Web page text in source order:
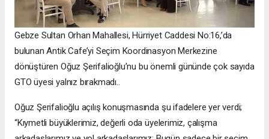
Gebze Sultan Orhan Mahallesi, Hürriyet Caddesi No:16,’da
bulunan Antik Cafe’yi Seçim Koordinasyon Merkezine
dönüştüren Oğuz Şerifalioğlu’nu bu önemli gününde çok sayıda
GTO üyesi yalnız bırakmadı..
Oğuz Şerifalioğlu açılış konuşmasında şu ifadelere yer verdi;
“Kıymetli büyüklerimiz, değerli oda üyelerimiz, çalışma